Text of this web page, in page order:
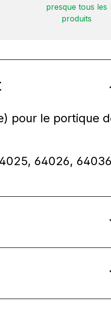
presque tous les
produits
pour le portique
64026, 64036